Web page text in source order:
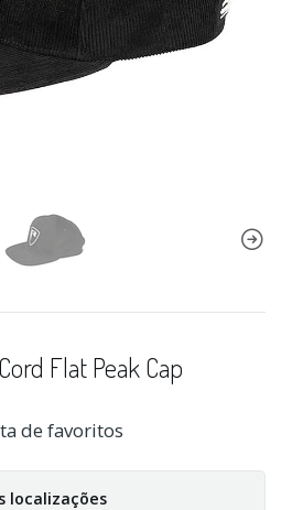
Flat Peak Cap
de favoritos
localizações